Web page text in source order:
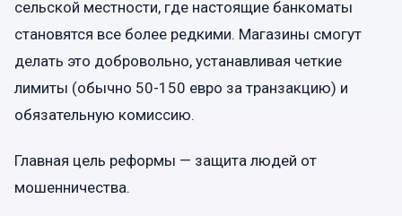
сельской местности, где настоящие банкоматы
становятся все более редкими. Магазины смогут
делать это добровольно, устанавливая четкие
лимиты (обычно 50-150 евро за транзакцию) и
обязательную комиссию.
Главная цель реформы — защита людей от
мошенничества.